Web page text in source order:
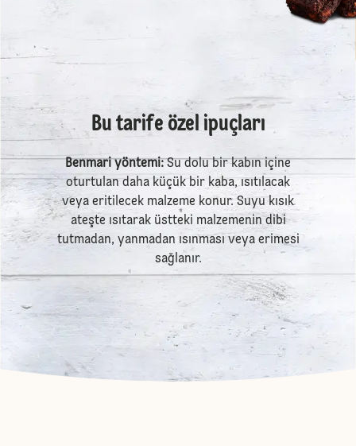
Bu tarife özel ipuçları
Benmari yöntemi:Su dolu bir kabın içine
oturtulan daha küçük bir kaba, ısıtılacak
veya eritilecek malzeme konur. Suyu kısık
ateşte ısıtarak üstteki malzemenin dibi
tutmadan, yanmadan ısınması veya erimesi
sağlanır.